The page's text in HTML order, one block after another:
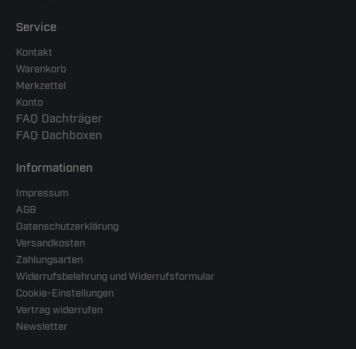
Service
Kontakt
Warenkorb
Merkzettel
Konto
FAQ Dachträger
FAQ Dachboxen
Informationen
Impressum
AGB
Datenschutzerklärung
Versandkosten
Zahlungsarten
Widerrufsbelehrung und Widerrufsformular
Cookie-Einstellungen
Vertrag widerrufen
Newsletter